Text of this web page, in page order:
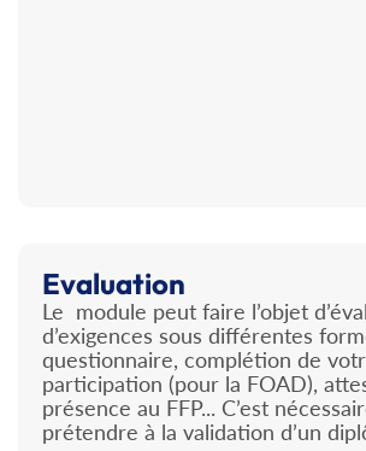
Evaluation
Le module peut faire l’objet
d’exigences sous différentes
questionnaire, complétion de
participation (pour la FOAD),
présence au FFP... C’est
prétendre à la validation d’un